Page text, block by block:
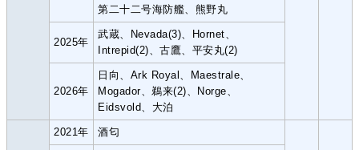
第二十二号海防艦、熊野丸
2025年
武蔵、Nevada(3)、Hornet、
Intrepid(2)、古鷹、平安丸(2)
2026年
日向、Ark Royal、Maestrale、
Mogador、鵜来(2)、Norge、
Eidsvold、大泊
2021年 酒匂